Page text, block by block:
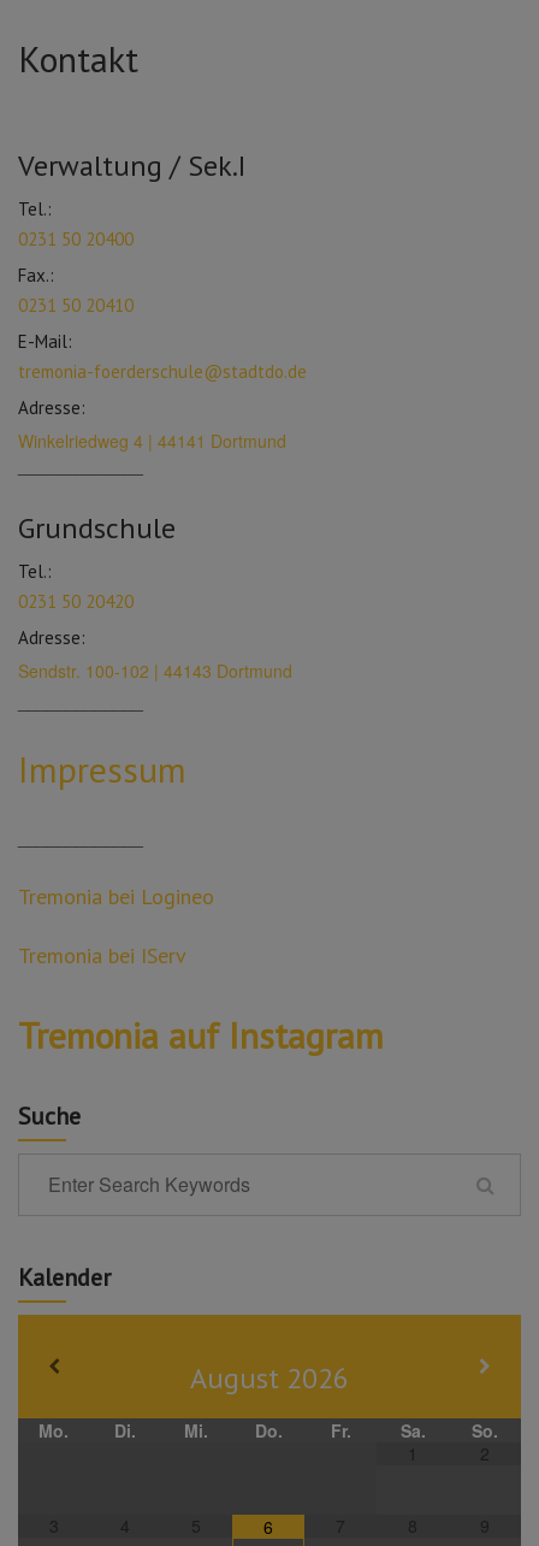
Kontakt
Verwaltung / Sek.I
Tel.:
0231 50 20400
Fax.:
0231 50 20410
E-Mail:
tremonia-foerderschule@stadtdo.de
Adresse:
Winkelriedweg 4 | 44141 Dortmund
Grundschule
Tel.:
0231 50 20420
Adresse:
Sendstr. 100-102 | 44143 Dortmund
Impressum
Tremonia bei Logineo
Tremonia bei IServ
Tremonia auf Instagram
Suche
Kalender
August 2026
Mo. Di. Mi. Do. Fr. Sa.
So.
1
2
3 4 5 6 7 8 9